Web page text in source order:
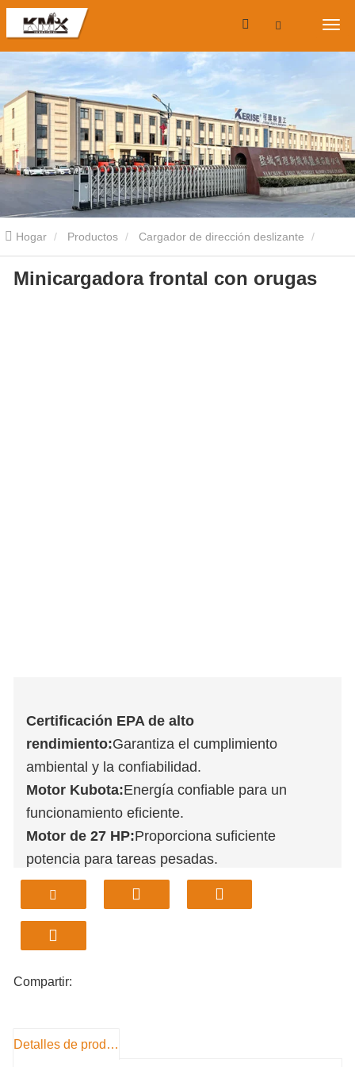
Hogar Productos Cargador de dirección deslizante
Cargadora compacta de orugas Minicargadora frontal con
Minicargadora frontal con orugas
Certificación EPA de alto
rendimiento:Garantiza el cumplimiento
ambiental y la confiabilidad.
Motor Kubota:Energía confiable para un
funcionamiento eficiente.
Motor de 27 HP:Proporciona suficiente
potencia para tareas pesadas.
Garantía de 1 año:Tranquilidad con cobertura
extendida.
Diseño compacto:
reducidos y maniobrabilidad.
Compartir:
Detalles de producto